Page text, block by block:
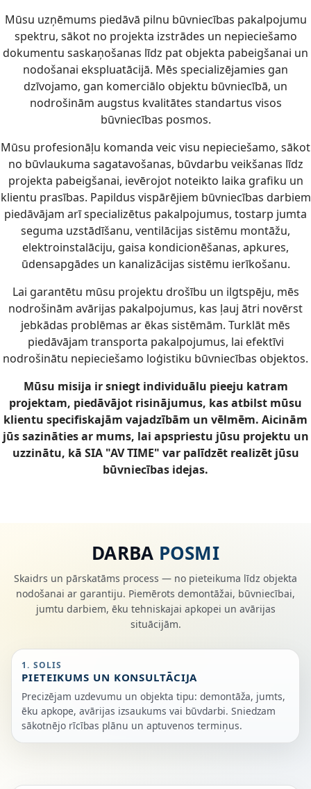
Mūsu uzņēmums piedāvā pilnu būvniecības pakalpojumu
spektru, sākot no projekta izstrādes un nepieciešamo
dokumentu saskaņošanas līdz pat objekta pabeigšanai un
nodošanai ekspluatācijā. Mēs specializējamies gan
dzīvojamo, gan komerciālo objektu būvniecībā, un
nodrošinām augstus kvalitātes standartus visos
būvniecības posmos.
Mūsu profesionāļu komanda veic visu nepieciešamo, sākot
no būvlaukuma sagatavošanas, būvdarbu veikšanas līdz
projekta pabeigšanai, ievērojot noteikto laika grafiku un
klientu prasības. Papildus vispārējiem būvniecības darbiem
piedāvājam arī specializētus pakalpojumus, tostarp jumta
seguma uzstādīšanu, ventilācijas sistēmu montāžu,
elektroinstalāciju, gaisa kondicionēšanas, apkures,
ūdensapgādes un kanalizācijas sistēmu ierīkošanu.
Lai garantētu mūsu projektu drošību un ilgtspēju, mēs
nodrošinām avārijas pakalpojumus, kas ļauj ātri novērst
jebkādas problēmas ar ēkas sistēmām. Turklāt mēs
piedāvājam transporta pakalpojumus, lai efektīvi
nodrošinātu nepieciešamo loģistiku būvniecības objektos.
Mūsu misija ir sniegt individuālu pieeju katram
projektam, piedāvājot risinājumus, kas atbilst mūsu
klientu specifiskajām vajadzībām un vēlmēm. Aicinām
jūs sazināties ar mums, lai apspriestu jūsu projektu un
uzzinātu, kā SIA "AV TIME" var palīdzēt realizēt jūsu
būvniecības idejas.
DARBA POSMI
Skaidrs un pārskatāms process — no pieteikuma līdz objekta
nodošanai ar garantiju. Piemērots demontāžai, būvniecībai,
jumtu darbiem, ēku tehniskajai apkopei un avārijas
situācijām.
1. SOLIS
PIETEIKUMS UN KONSULTĀCIJA
Precizējam uzdevumu un objekta tipu: demontāža, jumts,
ēku apkope, avārijas izsaukums vai būvdarbi. Sniedzam
sākotnējo rīcības plānu un aptuvenos termiņus.